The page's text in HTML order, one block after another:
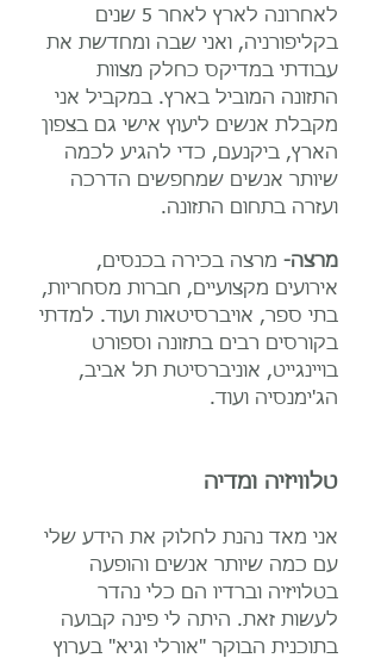
לאחרונה לארץ לאחר 5 שנים
בקליפורניה, ואני שבה ומחדשת את
עבודתי במדיקס כחלק מצוות
התזונה המוביל בארץ. במקביל אני
מקבלת אנשים ליעוץ אישי גם בצפון
הארץ, ביקנעם, כדי להגיע לכמה
שיותר אנשים שמחפשים הדרכה
ועזרה בתחום התזונה.
מרצה- מרצה בכירה בכנסים,
אירועים מקצועיים, חברות מסחריות,
בתי ספר, אויברסיטאות ועוד. למדתי
בקורסים רבים בתזונה וספורט
בויינגייט, אוניברסיטת תל אביב,
הג'ימנסיה ועוד.
טלוויזיה ומדיה
אני מאד נהנת לחלוק את הידע שלי
עם כמה שיותר אנשים והופעה
בטלויזיה וברדיו הם כלי נהדר
לעשות זאת. היתה לי פינה קבועה
בתוכנית הבוקר "אורלי וגיא" בערוץ